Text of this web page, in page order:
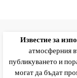
Известие за
атмосферния
публикуването и
могат да бъдат